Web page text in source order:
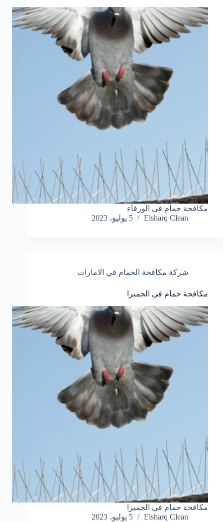
مكافحة حمام في الورقاء
Elsharq Clean
5 يوليو، 2023
شركة مكافحة الحمام في الامارات
مكافحة حمام في الجميرا
مكافحة حمام في الجميرا
Elsharq Clean
5 يوليو، 2023